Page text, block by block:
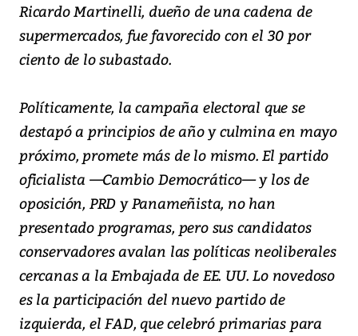
Ricardo Martinelli, dueño de una cadena de
supermercados, fue favorecido con el 30 por
ciento de lo subastado.
Políticamente, la campaña electoral que se
destapó a principios de año y culmina en mayo
próximo, promete más de lo mismo. El partido
oficialista —Cambio Democrático— y los de
oposición, PRD y Panameñista, no han
presentado programas, pero sus candidatos
conservadores avalan las políticas neoliberales
cercanas a la Embajada de EE. UU. Lo novedoso
es la participación del nuevo partido de
izquierda, el FAD, que celebró primarias para